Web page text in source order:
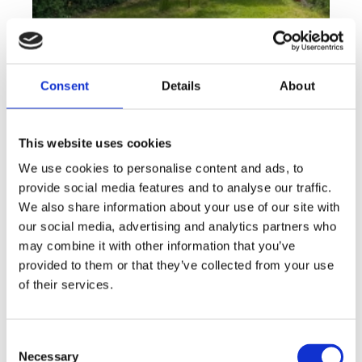
Consent Details About
This website uses cookies
We use cookies to personalise content and ads, to
provide social media features and to analyse our traffic.
We also share information about your use of our site with
our social media, advertising and analytics partners who
may combine it with other information that you’ve
provided to them or that they’ve collected from your use
of their services.
Necessary
Rent flats 2+KT 41 m², Plzeň - Lobzy
Offer type
Property type
Apartment
disposition
funkce
garden store